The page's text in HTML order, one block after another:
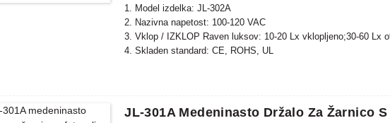
1. Model izdelka: JL-302A
2. Nazivna napetost: 100-120 VAC
3. Vklop / IZKLOP Raven luksov: 10-20 Lx vklopljeno;30-60 Lx
4. Skladen standard: CE, ROHS, UL
JL-301A Medeninasto Držalo Za Žarnico